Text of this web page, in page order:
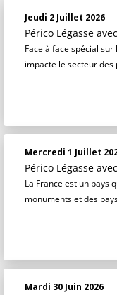
Jeudi 2 Juillet 2026
Périco Légasse
Face à face spécial
impacte le secteur
Mercredi 1 Juillet
Périco Légasse
La France est un pays
monuments et des
Mardi 30 Juin 2026